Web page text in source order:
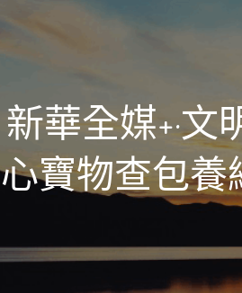
新華全媒+·
心寶物查包養